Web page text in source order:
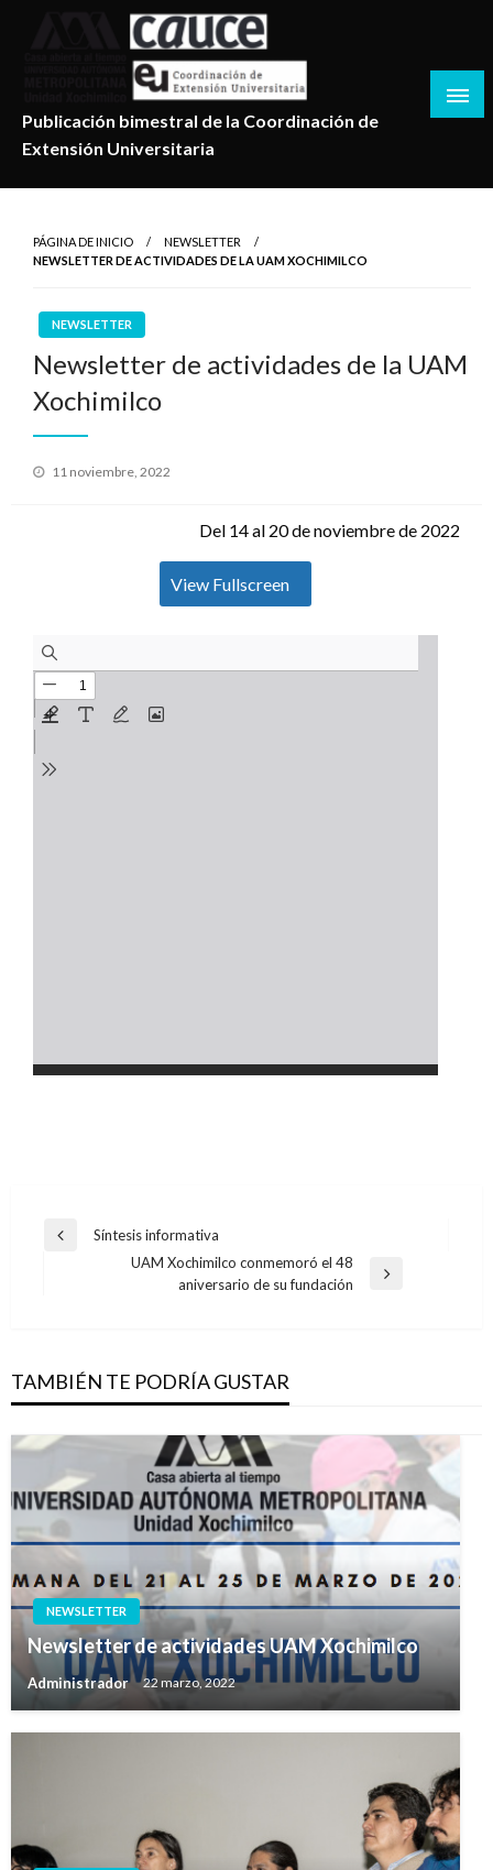
Publicación bimestral de la Coordinación de
Extensión Universitaria
PÁGINA DE INICIO
NEWSLETTER
NEWSLETTER DE ACTIVIDADES DE LA UAM XOCHIMILCO
NEWSLETTER
Newsletter de actividades de la UAM
Xochimilco
Publicado
11 noviembre, 2022
Del 14 al 20 de noviembre de 2022
View Fullscreen
Navegación
Entrada
Síntesis informativa
UAM Xochimilco conmemoró el 48
aniversario de su fundación
TAMBIÉN TE PODRÍA GUSTAR
NEWSLETTER
Newsletter de actividades UAM Xochimilco
Administrador 22 marzo, 2022